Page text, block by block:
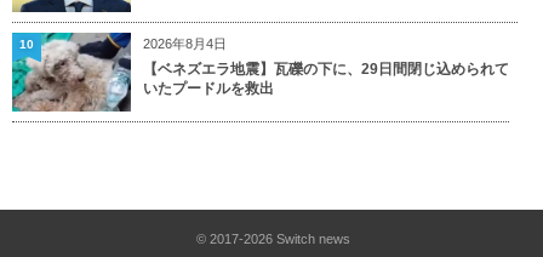
2026年8月4日
【ベネズエラ地震】瓦礫の下に、29日間閉じ込められて
いたプードルを救出
10
© 2017-2026Switch news